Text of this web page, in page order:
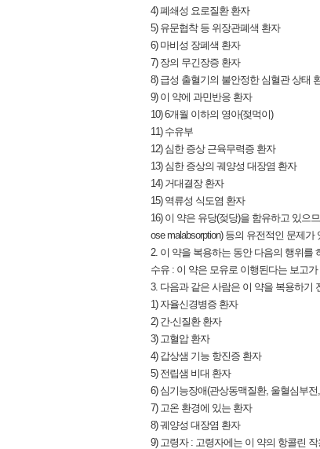
4) 폐쇄성 요로질환 환자
5) 유문협착 등 위장관폐색 환자
6) 마비성 장폐색 환자
7) 장의 무긴장증 환자
8) 급성 출혈기의 불안정한 심혈관 상태
9) 이 약에 과민반응 환자
10) 6개월 이하의 영아(젖먹이)
11) 수유부
12) 심한 증상 근육무력증 환자
13) 심한 증상의 궤양성 대장염 환자
14) 거대결장 환자
15) 역류성 식도염 환자
16) 이 약은 유당(젖당)을 함유하고 있으
ose malabsorption) 등의 유전적인 문제
2. 이 약을 복용하는 동안 다음의 행위를
수유 : 이 약은 모유로 이행된다는 보고
3. 다음과 같은 사람은 이 약을 복용하기
1) 자율신경병증 환자
2) 간·신질환 환자
3) 고혈압 환자
4) 갑상샘 기능 항진증 환자
5) 전립샘 비대 환자
6) 심기능장애(관상동맥질환, 울혈심부
7) 고온 환경에 있는 환자
8) 궤양성 대장염 환자
9) 고령자 : 고령자에는 이 약의 항콜린